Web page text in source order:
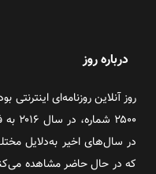
درباره روز
در سال‌های اخیر به‌دلایل
که در حال حاضر مشاهده